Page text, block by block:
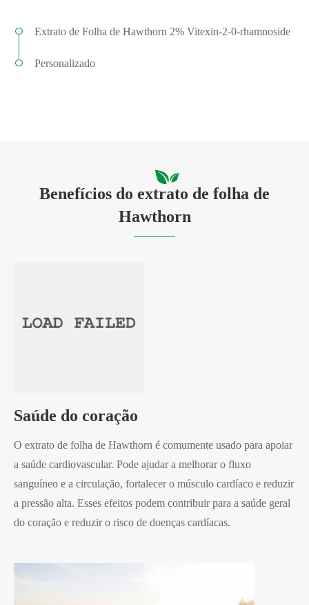
Extrato de Folha de Hawthorn 2% Vitexin-2-0-rhamnoside
Personalizado
Benefícios do extrato de folha de
Hawthorn
Saúde do coração
O extrato de folha de Hawthorn é comumente usado para apoiar
a saúde cardiovascular. Pode ajudar a melhorar o fluxo
sanguíneo e a circulação, fortalecer o músculo cardíaco e reduzir
a pressão alta. Esses efeitos podem contribuir para a saúde geral
do coração e reduzir o risco de doenças cardíacas.